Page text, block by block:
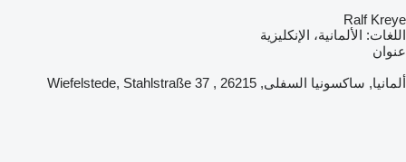
Ralf Kreye
اللغات: الألمانية، الإنكليزية
عنوان
ألمانيا, ساكسونيا السفلى, 26215 , Wiefelstede, Stahlstraße 37